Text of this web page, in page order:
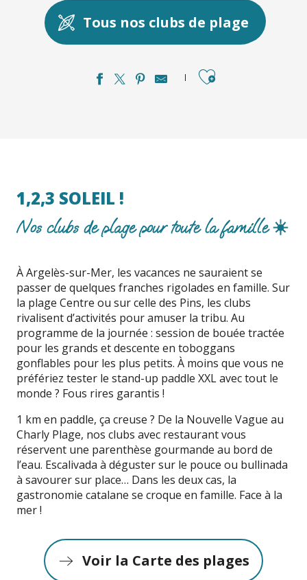
Tous nos clubs de plage
Ajouter aux
1,2,3 SOLEIL !
Nos clubs de plage pour toute la famille ☀️
À Argelès-sur-Mer, les vacances ne sauraient se
passer de quelques franches rigolades en famille. Sur
la plage Centre ou sur celle des Pins, les clubs
rivalisent d’activités pour amuser la tribu. Au
programme de la journée : session de bouée tractée
pour les grands et descente en toboggans
gonflables pour les plus petits. À moins que vous ne
préfériez tester le stand-up paddle XXL avec tout le
monde ? Fous rires garantis !
1 km en paddle, ça creuse ? De la Nouvelle Vague au
Charly Plage, nos clubs avec restaurant vous
réservent une parenthèse gourmande au bord de
l’eau. Escalivada à déguster sur le pouce ou bullinada
à savourer sur place… Dans les deux cas, la
gastronomie catalane se croque en famille. Face à la
mer !
Voir la Carte des plages